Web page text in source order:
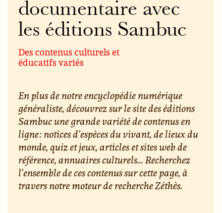
documentaire avec
les éditions Sambuc
Des contenus culturels et
éducatifs variés
En plus de notre encyclopédie numérique
généraliste, découvrez sur le site des éditions
Sambuc une grande variété de contenus en
ligne : notices d'espèces du vivant, de lieux du
monde, quiz et jeux, articles et sites web de
référence, annuaires culturels... Recherchez
l'ensemble de ces contenus sur cette page, à
travers notre moteur de recherche Zéthès.